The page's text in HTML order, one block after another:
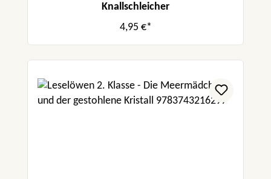
Knallschleicher
4,95 €*